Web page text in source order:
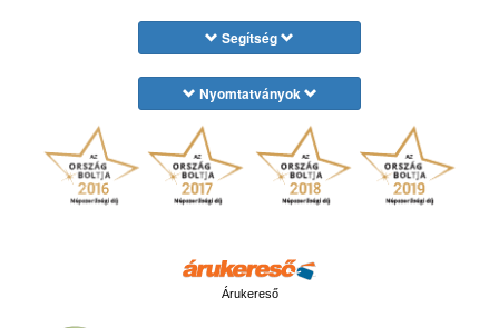
Segítség
Nyomtatványok
Árukereső